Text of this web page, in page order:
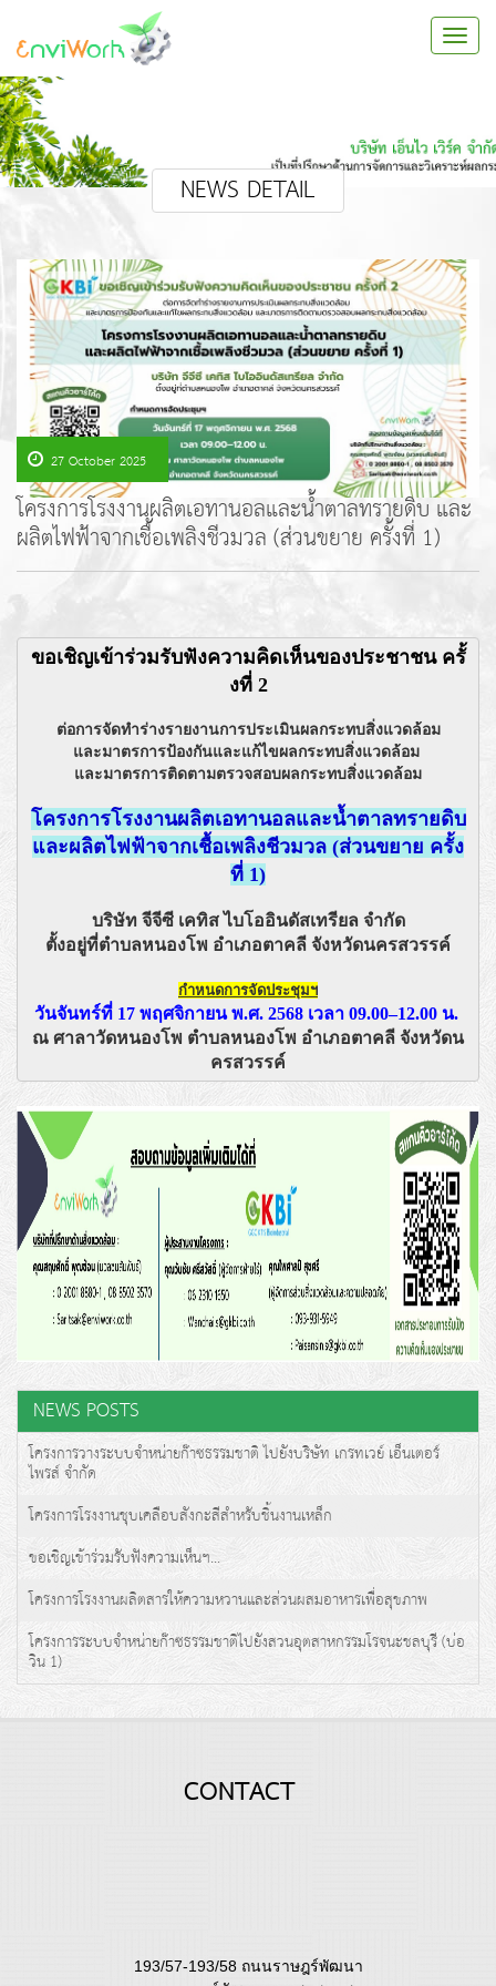
NEWS DETAIL
27 October 2025
โครงการโรงงานผลิตเอทานอลและน้ำตาลทรายดิบ และ
ผลิตไฟฟ้าจากเชื้อเพลิงชีวมวล (ส่วนขยาย ครั้งที่ 1)
ขอเชิญเข้าร่วมรับฟังความคิดเห็นของประชาชน ครั้
งที่ 2
ต่อการจัดทำร่างรายงานการประเมินผลกระทบสิ่งแวดล้อม
และมาตรการป้องกันและแก้ไขผลกระทบสิ่งแวดล้อม
และมาตรการติดตามตรวจสอบผลกระทบสิ่งแวดล้อม
โครงการโรงงานผลิตเอทานอลและน้ำตาลทรายดิบ
และผลิตไฟฟ้าจากเชื้อเพลิงชีวมวล (ส่วนขยาย ครั้ง
ที่ 1)
บริษัท จีจีซี เคทิส ไบโออินดัสเทรียล จำกัด
ตั้งอยู่ที่ตำบลหนองโพ อำเภอตาคลี จังหวัดนครสวรรค์
กำหนดการจัดประชุมฯ
วันจันทร์ที่ 17 พฤศจิกายน พ.ศ. 2568 เวลา 09.00–12.00 น.
ณ ศาลาวัดหนองโพ ตำบลหนองโพ อำเภอตาคลี จังหวัดน
ครสวรรค์
NEWS POSTS
โครงการวางระบบจำหน่ายก๊าซธรรมชาติ ไปยังบริษัท เกรทเวย์ เอ็นเตอร์
ไพรส์ จำกัด
โครงการโรงงานชุบเคลือบสังกะสีสำหรับชิ้นงานเหล็ก
ขอเชิญเข้าร่วมรับฟังความเห็นฯ...
โครงการโรงงานผลิตสารให้ความหวานและส่วนผสมอาหารเพื่อสุขภาพ
โครงการระบบจำหน่ายก๊าซธรรมชาติไปยังสวนอุตสาหกรรมโรจนะชลบุรี (บ่อ
วิน 1)
CONTACT
193/57-193/58 ถนนราษฎร์พัฒนา